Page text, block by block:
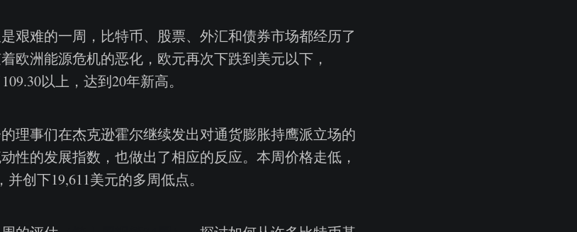
艰难的一周，比特币、股票、外汇和债券市场都经历了
欧洲能源危机的恶化，欧元再次下跌到美元以下，
以上，达到20年新高。
理事们在杰克逊霍尔继续发出对通货膨胀持鹰派立场的
性的发展指数，也做出了相应的反应。本周价格走低，
创下19,611美元的多周低点。